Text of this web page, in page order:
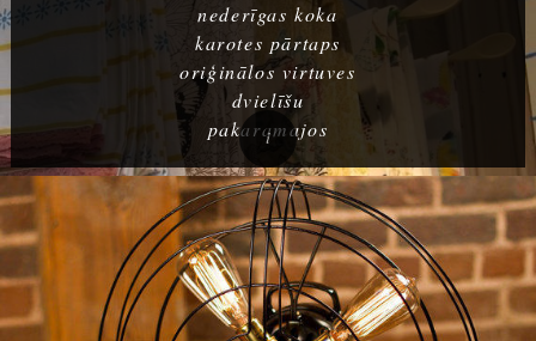
nederīgas koka
karotes pārtaps
oriģinālos virtuves
dvielīšu
pakaramajos